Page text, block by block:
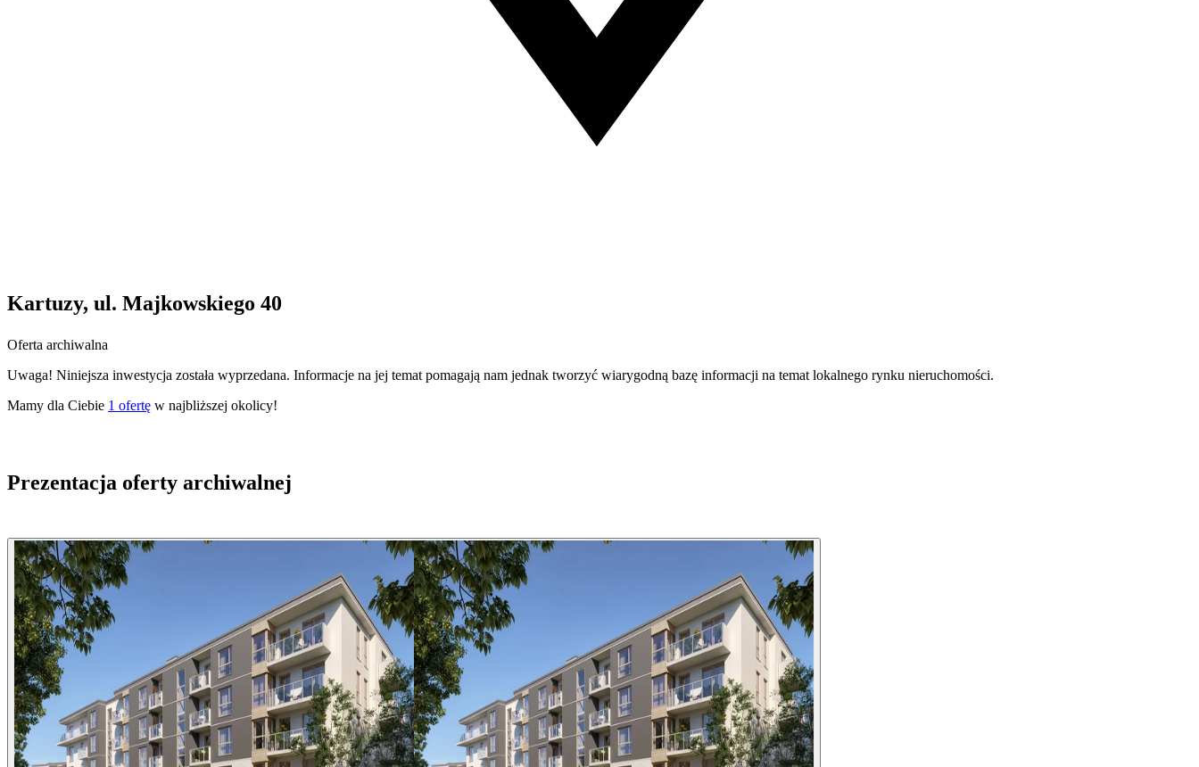
Kartuzy, ul. Majkowskiego 40
Oferta archiwalna
Uwaga! Niniejsza inwestycja została wyprzedana. Informacje na jej temat pomagają nam jednak tworzyć wiarygodną bazę informacji na temat lokalnego rynku nieruchomości.
Mamy dla Ciebie 1 ofertę w najbliższej okolicy!
Prezentacja oferty archiwalnej